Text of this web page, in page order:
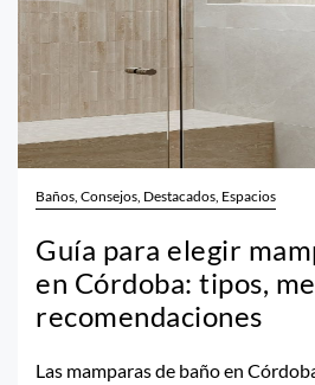
Baños, Consejos, Destacados, Espacios
Guía para elegir
en Córdoba: tipos,
recomendaciones
Las mamparas de baño en